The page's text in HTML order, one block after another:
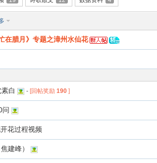
在腊月》专题之漳州水仙花
白 - [回帖奖励 190 ]
问
花过程视频
建峰）